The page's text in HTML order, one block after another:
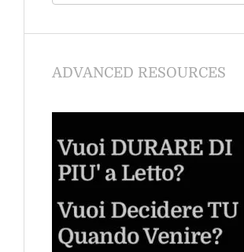
penetrazione anale in
Inizia a sperimentare
Dilatatore Anale
Cos'è, come si usa e
ADVANCED RESOURCES